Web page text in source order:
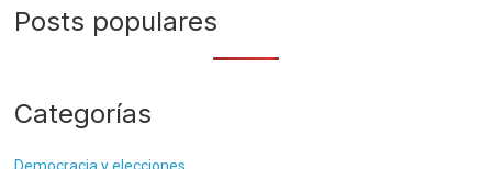
Posts populares
Categorías